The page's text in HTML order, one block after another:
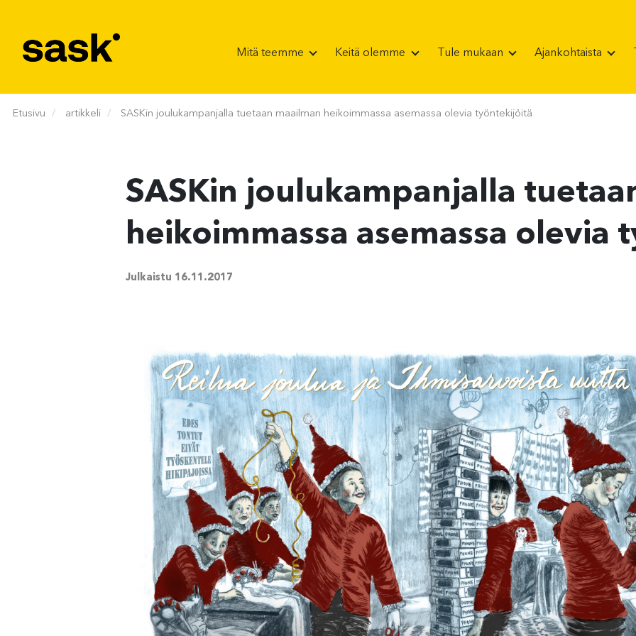
Mitä teemme Keitä olemme Tule mukaan Ajankohtaista
Etusivu artikkeli SASKin joulukampanjalla tuetaan maailman heikoimmassa asemassa olevia työntekijöitä
SASKin joulukampanjalla
heikoimmassa asemassa olevia
Julkaistu 16.11.2017